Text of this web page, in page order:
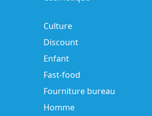
Culture
Discount
Enfant
Fast-food
Fourniture bureau
Homme